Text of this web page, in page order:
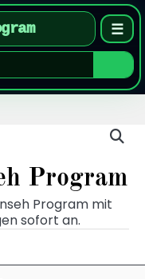
☰
Program
Program mit
sofort an.